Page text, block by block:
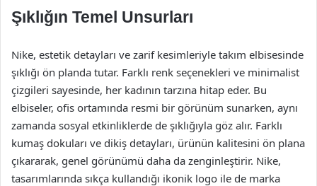
Şıklığın Temel Unsurları
Nike, estetik detayları ve zarif kesimleriyle takım elbisesinde
şıklığı ön planda tutar. Farklı renk seçenekleri ve minimalist
çizgileri sayesinde, her kadının tarzına hitap eder. Bu
elbiseler, ofis ortamında resmi bir görünüm sunarken, aynı
zamanda sosyal etkinliklerde de şıklığıyla göz alır. Farklı
kumaş dokuları ve dikiş detayları, ürünün kalitesini ön plana
çıkararak, genel görünümü daha da zenginleştirir. Nike,
tasarımlarında sıkça kullandığı ikonik logo ile de marka